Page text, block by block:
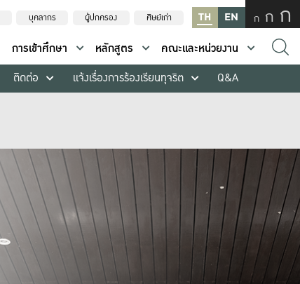
บุคลากร ผู้ปกครอง ศิษย์เก่า TH EN ก ก ก
การเข้าศึกษา หลักสูตร
คณะและหน่วยงาน
ติดต่อ แจ้งเรื่องการร้องเรียนทุจริต Q&A